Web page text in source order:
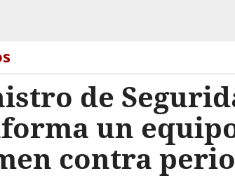
de
un
contra